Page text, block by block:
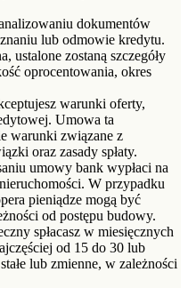
dokumentów
lub odmowie kredytu.
ustalone zostaną szczegóły
oprocentowania, okres
warunki oferty,
Umowa ta
warunki związane z
oraz zasady spłaty.
umowy bank wypłaci na
W przypadku
pieniądze mogą być
od postępu budowy.
spłacasz w miesięcznych
od 15 do 30 lub
lub zmienne, w zależności